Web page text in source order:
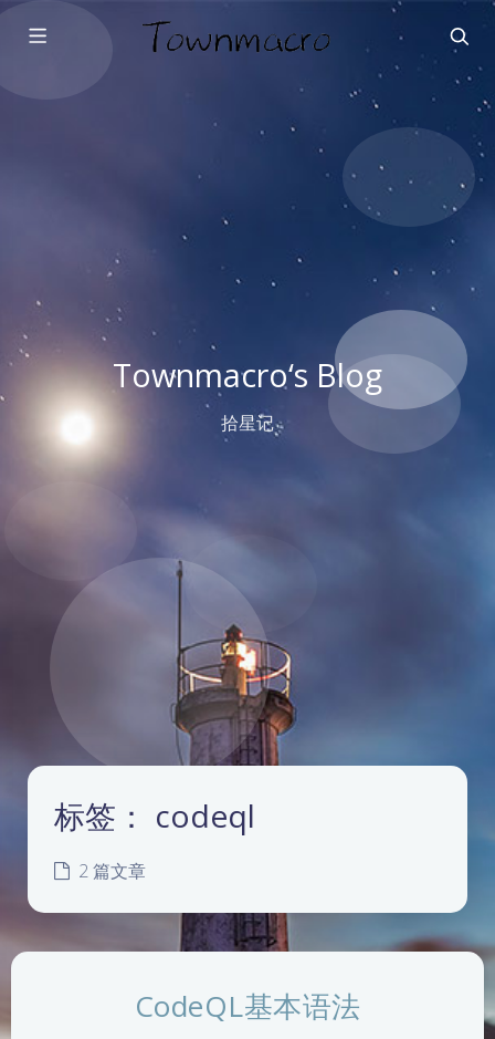
Townmacro‘s Blog
拾星记
标签： codeql
2 篇文章
CodeQL基本语法